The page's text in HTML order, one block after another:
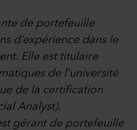
de portefeuille
d’expérience dans le
Elle est titulaire
de l’université
de la certification
Analyst).
gérant de portefeuille